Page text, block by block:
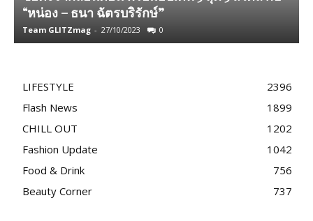
“หน่อง – ธนา ฉัตรบริรักษ์”
Team GLITZmag - 27/10/2023 0
LIFESTYLE
2396
Flash News
1899
CHILL OUT
1202
Fashion Update
1042
Food & Drink
756
Beauty Corner
737